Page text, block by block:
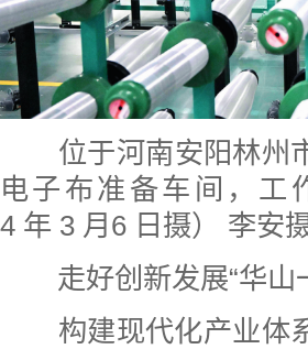
位于河南安阳林州
电子布准备车间，工
4 年 3 月6 日摄） 李安
走好创新发展“华山
构建现代化产业体系